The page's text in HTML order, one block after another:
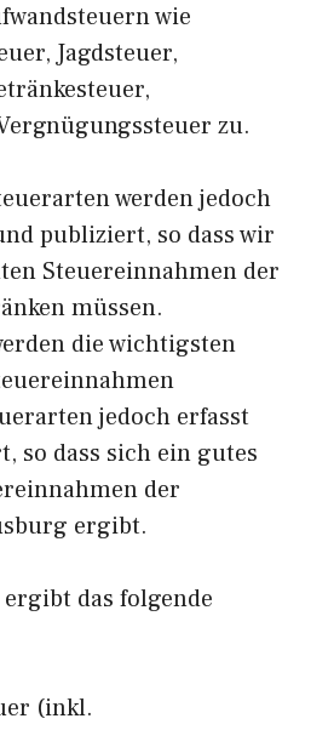
wie
Jagdsteuer,
zu.
werden jedoch
publiziert, so dass wir
Steuereinnahmen der
müssen.
die wichtigsten
jedoch erfasst
so dass sich ein gutes
der
ergibt.
das folgende
(inkl.